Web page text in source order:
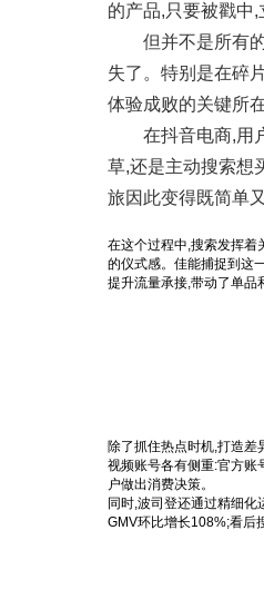
的产品,只要被戳中,
但并不是所有
失了。特别是在碎
体验成败的关键所在
在抖音电商,用
草,还是主动搜索想
旅因此变得既简单
在这个过程中,搜索发挥着
的仪式感。佳能捕捉到这
提升流量承接,带动了单品
除了抓住热点时机,打造差
视频账号各有侧重:官方账
户做出消费决策。
同时,波司登还通过精细
GMV环比增长108%;看后